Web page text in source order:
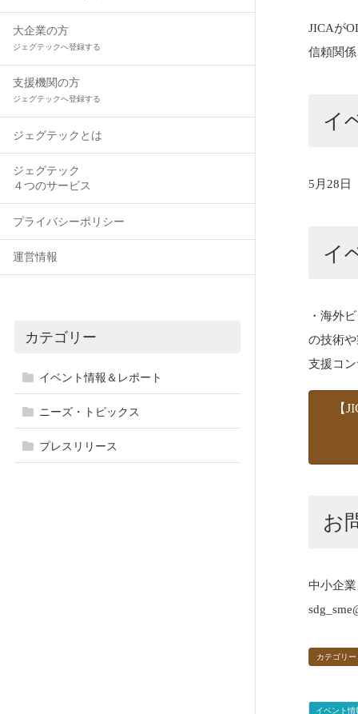
大企業の方
ジェグテックへ登録する
支援機関の方
ジェグテックへ登録する
ジェグテックとは
ジェグテック
４つのサービス
プライバシーポリシー
運営情報
カテゴリー
イベント情報＆レポート
ニーズ・トピックス
プレスリリース
JICAが
信頼関
イ
5月28日
イ
・海外
の技術
支援コ
【
お
中小企
カテゴリー
イベント情